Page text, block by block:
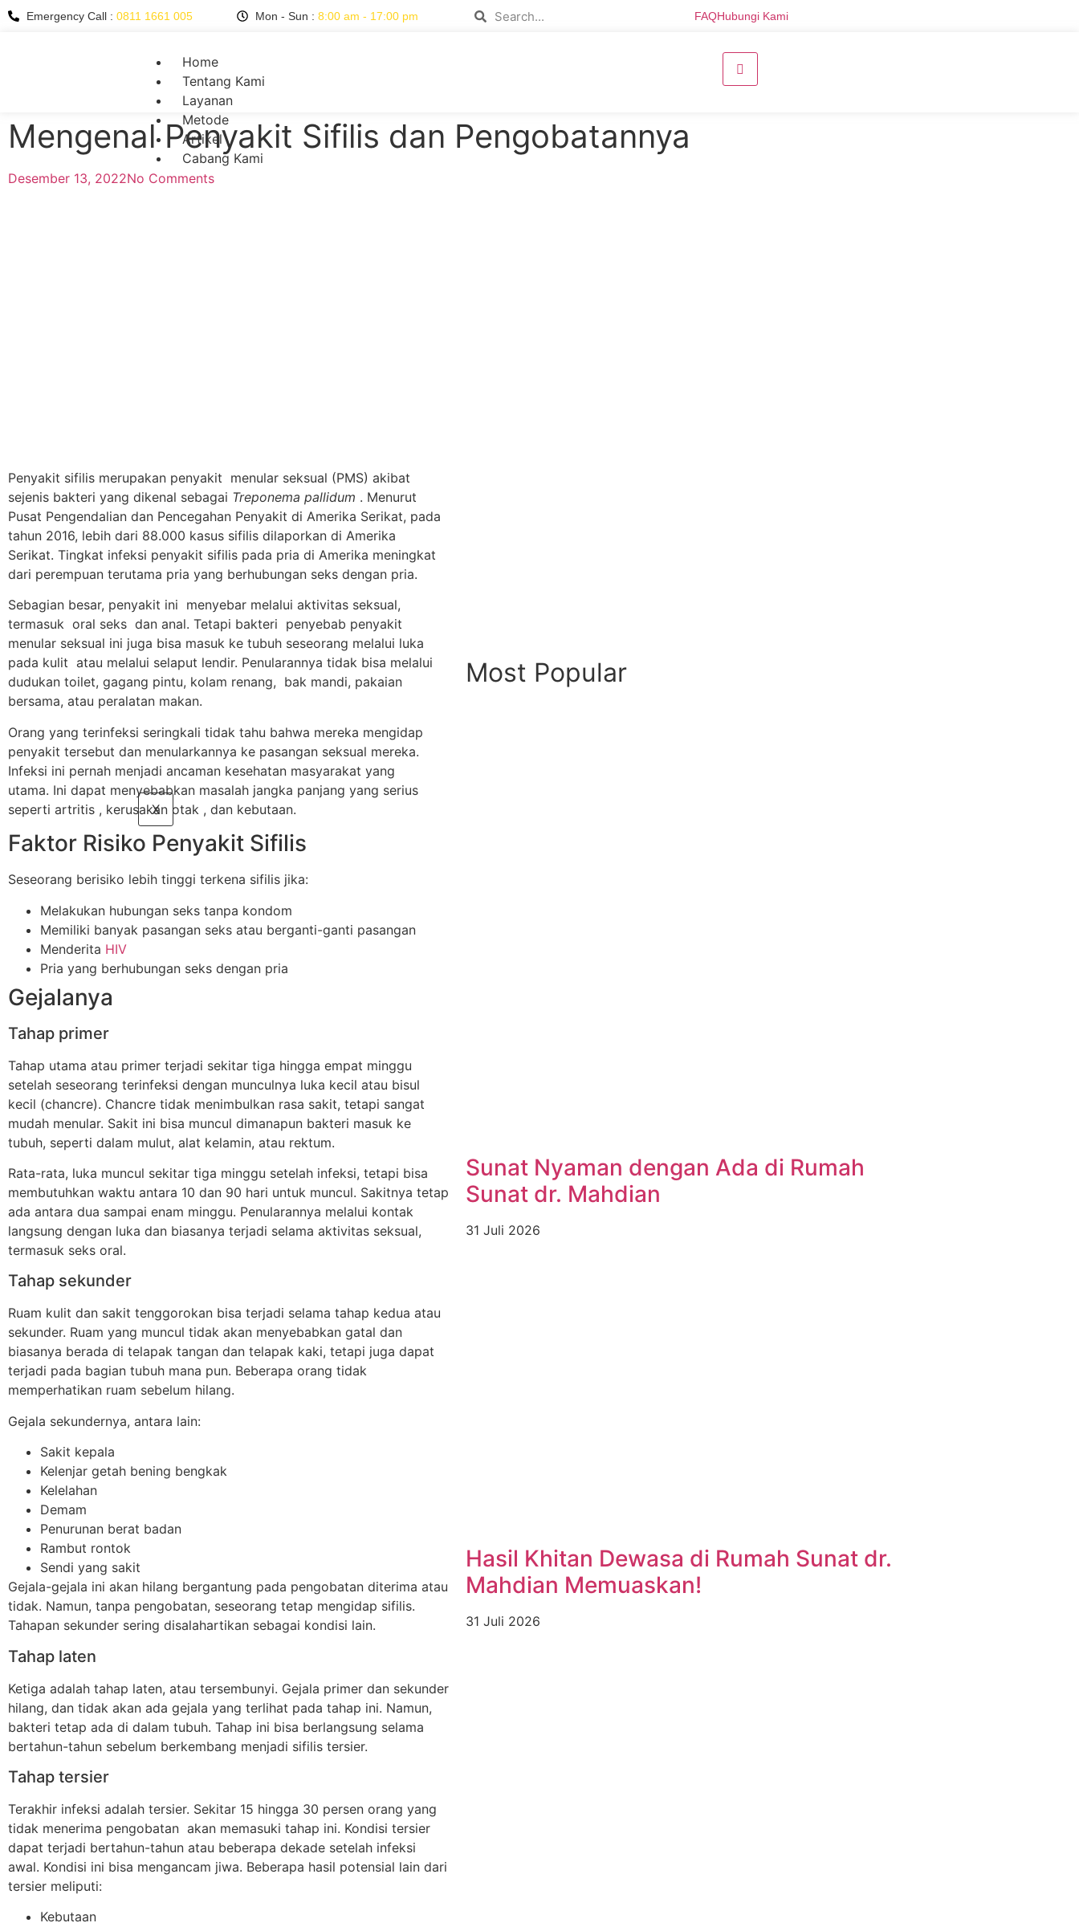
Emergency Call : 0811 1661 005 Mon - Sun : 8:00 am - 17:00 pm FAQHubungi Kami
Home
Tentang Kami
Layanan
Metode
Artikel
Cabang Kami
X
Mengenal Penyakit Sifilis dan Pengobatannya
Desember 13, 2022No Comments
Penyakit sifilis merupakan penyakit menular seksual (PMS) akibat
sejenis bakteri yang dikenal sebagai Treponema pallidum . Menurut
Pusat Pengendalian dan Pencegahan Penyakit di Amerika Serikat, pada
tahun 2016, lebih dari 88.000 kasus sifilis dilaporkan di Amerika
Serikat. Tingkat infeksi penyakit sifilis pada pria di Amerika meningkat
dari perempuan terutama pria yang berhubungan seks dengan pria.
Sebagian besar, penyakit ini menyebar melalui aktivitas seksual,
termasuk oral seks dan anal. Tetapi bakteri penyebab penyakit
menular seksual ini juga bisa masuk ke tubuh seseorang melalui luka
pada kulit atau melalui selaput lendir. Penularannya tidak bisa melalui
dudukan toilet, gagang pintu, kolam renang, bak mandi, pakaian
bersama, atau peralatan makan.
Orang yang terinfeksi seringkali tidak tahu bahwa mereka mengidap
penyakit tersebut dan menularkannya ke pasangan seksual mereka.
Infeksi ini pernah menjadi ancaman kesehatan masyarakat yang
utama. Ini dapat menyebabkan masalah jangka panjang yang serius
seperti artritis , kerusakan otak , dan kebutaan.
Faktor Risiko Penyakit Sifilis
Seseorang berisiko lebih tinggi terkena sifilis jika:
Melakukan hubungan seks tanpa kondom
Memiliki banyak pasangan seks atau berganti-ganti pasangan
Menderita HIV
Pria yang berhubungan seks dengan pria
Gejalanya
Tahap primer
Tahap utama atau primer terjadi sekitar tiga hingga empat minggu
setelah seseorang terinfeksi dengan munculnya luka kecil atau bisul
kecil (chancre). Chancre tidak menimbulkan rasa sakit, tetapi sangat
mudah menular. Sakit ini bisa muncul dimanapun bakteri masuk ke
tubuh, seperti dalam mulut, alat kelamin, atau rektum.
Rata-rata, luka muncul sekitar tiga minggu setelah infeksi, tetapi bisa
membutuhkan waktu antara 10 dan 90 hari untuk muncul. Sakitnya tetap
ada antara dua sampai enam minggu. Penularannya melalui kontak
langsung dengan luka dan biasanya terjadi selama aktivitas seksual,
termasuk seks oral.
Tahap sekunder
Ruam kulit dan sakit tenggorokan bisa terjadi selama tahap kedua atau
sekunder. Ruam yang muncul tidak akan menyebabkan gatal dan
biasanya berada di telapak tangan dan telapak kaki, tetapi juga dapat
terjadi pada bagian tubuh mana pun. Beberapa orang tidak
memperhatikan ruam sebelum hilang.
Gejala sekundernya, antara lain:
Sakit kepala
Kelenjar getah bening bengkak
Kelelahan
Demam
Penurunan berat badan
Rambut rontok
Sendi yang sakit
Gejala-gejala ini akan hilang bergantung pada pengobatan diterima atau
tidak. Namun, tanpa pengobatan, seseorang tetap mengidap sifilis.
Tahapan sekunder sering disalahartikan sebagai kondisi lain.
Tahap laten
Ketiga adalah tahap laten, atau tersembunyi. Gejala primer dan sekunder
hilang, dan tidak akan ada gejala yang terlihat pada tahap ini. Namun,
bakteri tetap ada di dalam tubuh. Tahap ini bisa berlangsung selama
bertahun-tahun sebelum berkembang menjadi sifilis tersier.
Tahap tersier
Terakhir infeksi adalah tersier. Sekitar 15 hingga 30 persen orang yang
tidak menerima pengobatan akan memasuki tahap ini. Kondisi tersier
dapat terjadi bertahun-tahun atau beberapa dekade setelah infeksi
awal. Kondisi ini bisa mengancam jiwa. Beberapa hasil potensial lain dari
tersier meliputi:
Kebutaan
Most Popular
Sunat Nyaman dengan Ada di Rumah
Sunat dr. Mahdian
31 Juli 2026
Hasil Khitan Dewasa di Rumah Sunat dr.
Mahdian Memuaskan!
31 Juli 2026